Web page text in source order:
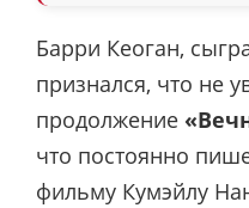
Барри Кеоган,
признался, что не
продолжение
что постоянно
фильму Кумэйлу